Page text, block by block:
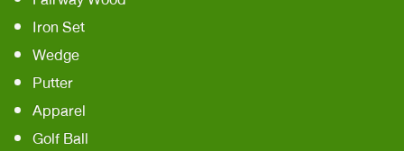
Iron Set
Wedge
Putter
Apparel
Golf Ball